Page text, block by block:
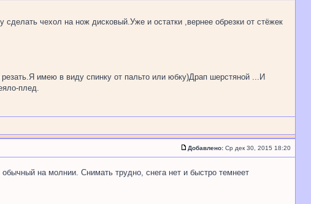
чехол на нож дисковый.Уже и остатки ,вернее обрезки от стёжек
имею в виду спинку от пальто или юбку)Драп шерстяной ...И
плед.
Добавлено: Ср дек 30, 2015 18:20
на молнии. Снимать трудно, снега нет и быстро темнеет